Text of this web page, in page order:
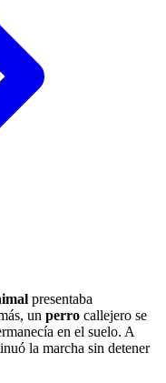
presentaba
un perro callejero se
en el suelo. A
la marcha sin detener